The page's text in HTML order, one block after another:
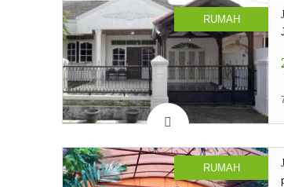
RUMAH
RUMAH